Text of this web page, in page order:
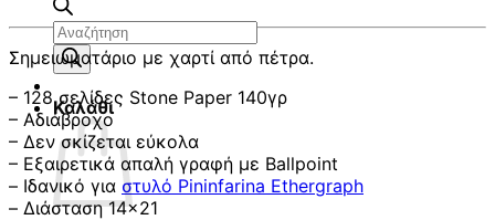
Αναζήτηση
προϊόντων
Καλάθι
Σημειωματάριο με χαρτί από πέτρα.
– 128 σελίδες Stone Paper 140γρ
– Αδιάβροχο
– Δεν σκίζεται εύκολα
– Εξαιρετικά απαλή γραφή με Ballpoint
– Ιδανικό για στυλό Pininfarina Ethergraph
– Διάσταση 14×21